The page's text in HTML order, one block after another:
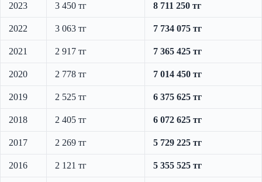
2023 3 450 тг 8 711 250 тг
2022 3 063 тг 7 734 075 тг
2021 2 917 тг 7 365 425 тг
2020 2 778 тг 7 014 450 тг
2019 2 525 тг 6 375 625 тг
2018 2 405 тг 6 072 625 тг
2017 2 269 тг 5 729 225 тг
2016 2 121 тг 5 355 525 тг